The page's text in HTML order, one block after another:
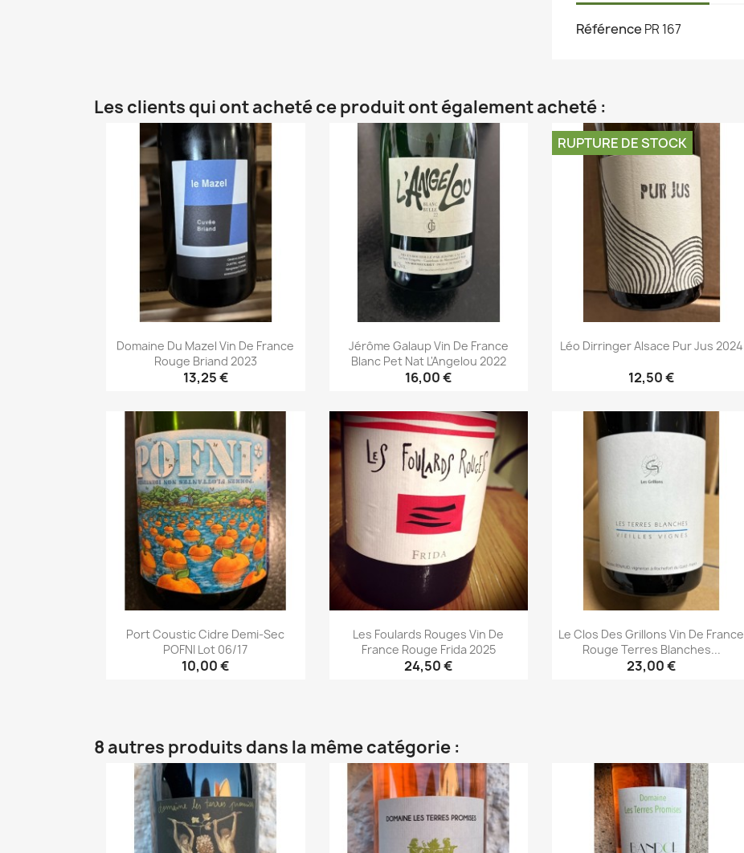
Référence PR 167
Les clients qui ont acheté ce produit ont également acheté :
Domaine Du Mazel Vin De France
Rouge Briand 2023
13,25 €
Aperçu rapide
Jérôme Galaup Vin De France
Blanc Pet Nat L'Angelou 2022
16,00 €
Aperçu rapide
Léo Dirringer Alsace Pur Jus 2024
12,50 €
RUPTURE DE STOCK
Aperçu rapide
Port Coustic Cidre Demi-Sec
POFNI Lot 06/17
10,00 €
Les Foulards Rouges Vin De
France Rouge Frida 2025
24,50 €
Le Clos Des Grillons Vin De France
Rouge Terres Blanches...
23,00 €
8 autres produits dans la même catégorie :